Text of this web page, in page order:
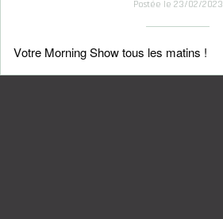
Postée le 23/02/2023
Votre Morning Show tous les matins !